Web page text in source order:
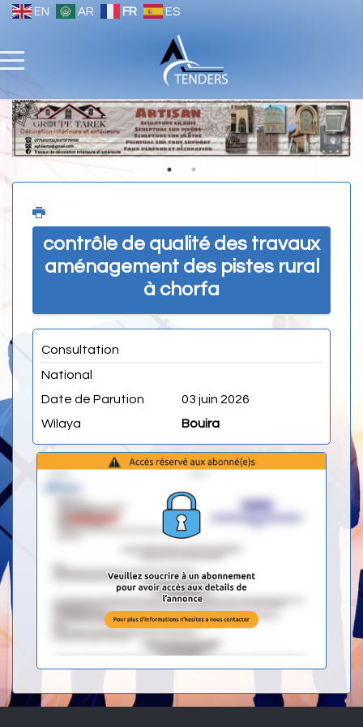
EN AR FR ES
contrôle de qualité des travaux
aménagement des pistes rural
à chorfa
Consultation
National
Date de Parution
03 juin 2026
Wilaya
Bouira